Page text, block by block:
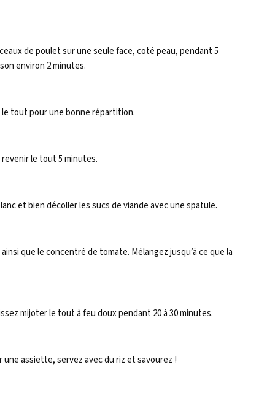
de poulet sur une seule face, coté peau, pendant 5
environ 2 minutes.
tout pour une bonne répartition.
revenir le tout 5 minutes.
et bien décoller les sucs de viande avec une spatule.
que le concentré de tomate. Mélangez jusqu’à ce que la
mijoter le tout à feu doux pendant 20 à 30 minutes.
assiette, servez avec du riz et savourez !